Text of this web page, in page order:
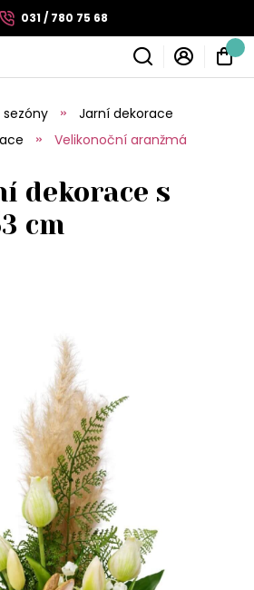
031 / 780 75 68
Jarní dekorace
Velikonoční aranžmá
dekorace s
cm